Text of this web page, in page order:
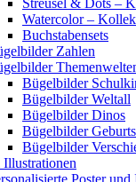
Streusel & Dots –
Watercolor –
Buchstabensets
Zahlen
Bügelbilder
Bügelbilder Weltall
Bügelbilder Dinos
Bügelbilder
Bügelbilder
Poster